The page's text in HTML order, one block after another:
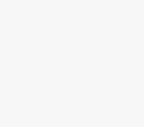
информация:
в шкаф
(мм): 120
алюминиевый фильтр
приобретается отдельно